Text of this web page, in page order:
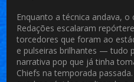
Enquanto a técnica andava,
Redações escalaram
torcedores que foram ao
e pulseiras brilhantes — tudo
narrativa pop que já tinha
Chiefs na temporada